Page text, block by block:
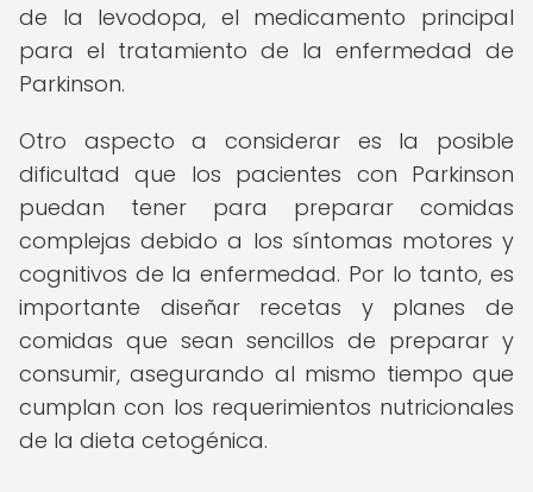
de la levodopa, el medicamento principal
para el tratamiento de la enfermedad de
Parkinson.
Otro aspecto a considerar es la posible
dificultad que los pacientes con Parkinson
puedan tener para preparar comidas
complejas debido a los síntomas motores y
cognitivos de la enfermedad. Por lo tanto, es
importante diseñar recetas y planes de
comidas que sean sencillos de preparar y
consumir, asegurando al mismo tiempo que
cumplan con los requerimientos nutricionales
de la dieta cetogénica.